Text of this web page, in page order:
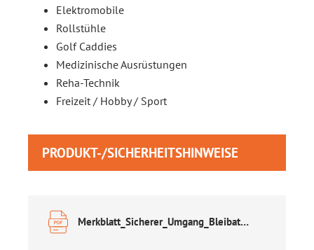
Elektromobile
Rollstühle
Golf Caddies
Medizinische Ausrüstungen
Reha-Technik
Freizeit / Hobby / Sport
PRODUKT-/SICHERHEITSHINWEISE
Merkblatt_Sicherer_Umgang_Bleibatterien.pdf